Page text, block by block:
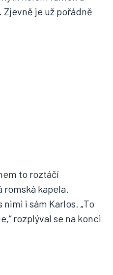
Zjevně je už pořádně
to roztáčí
romská kapela.
nimi i sám Karlos. „To
rozplýval se na konci